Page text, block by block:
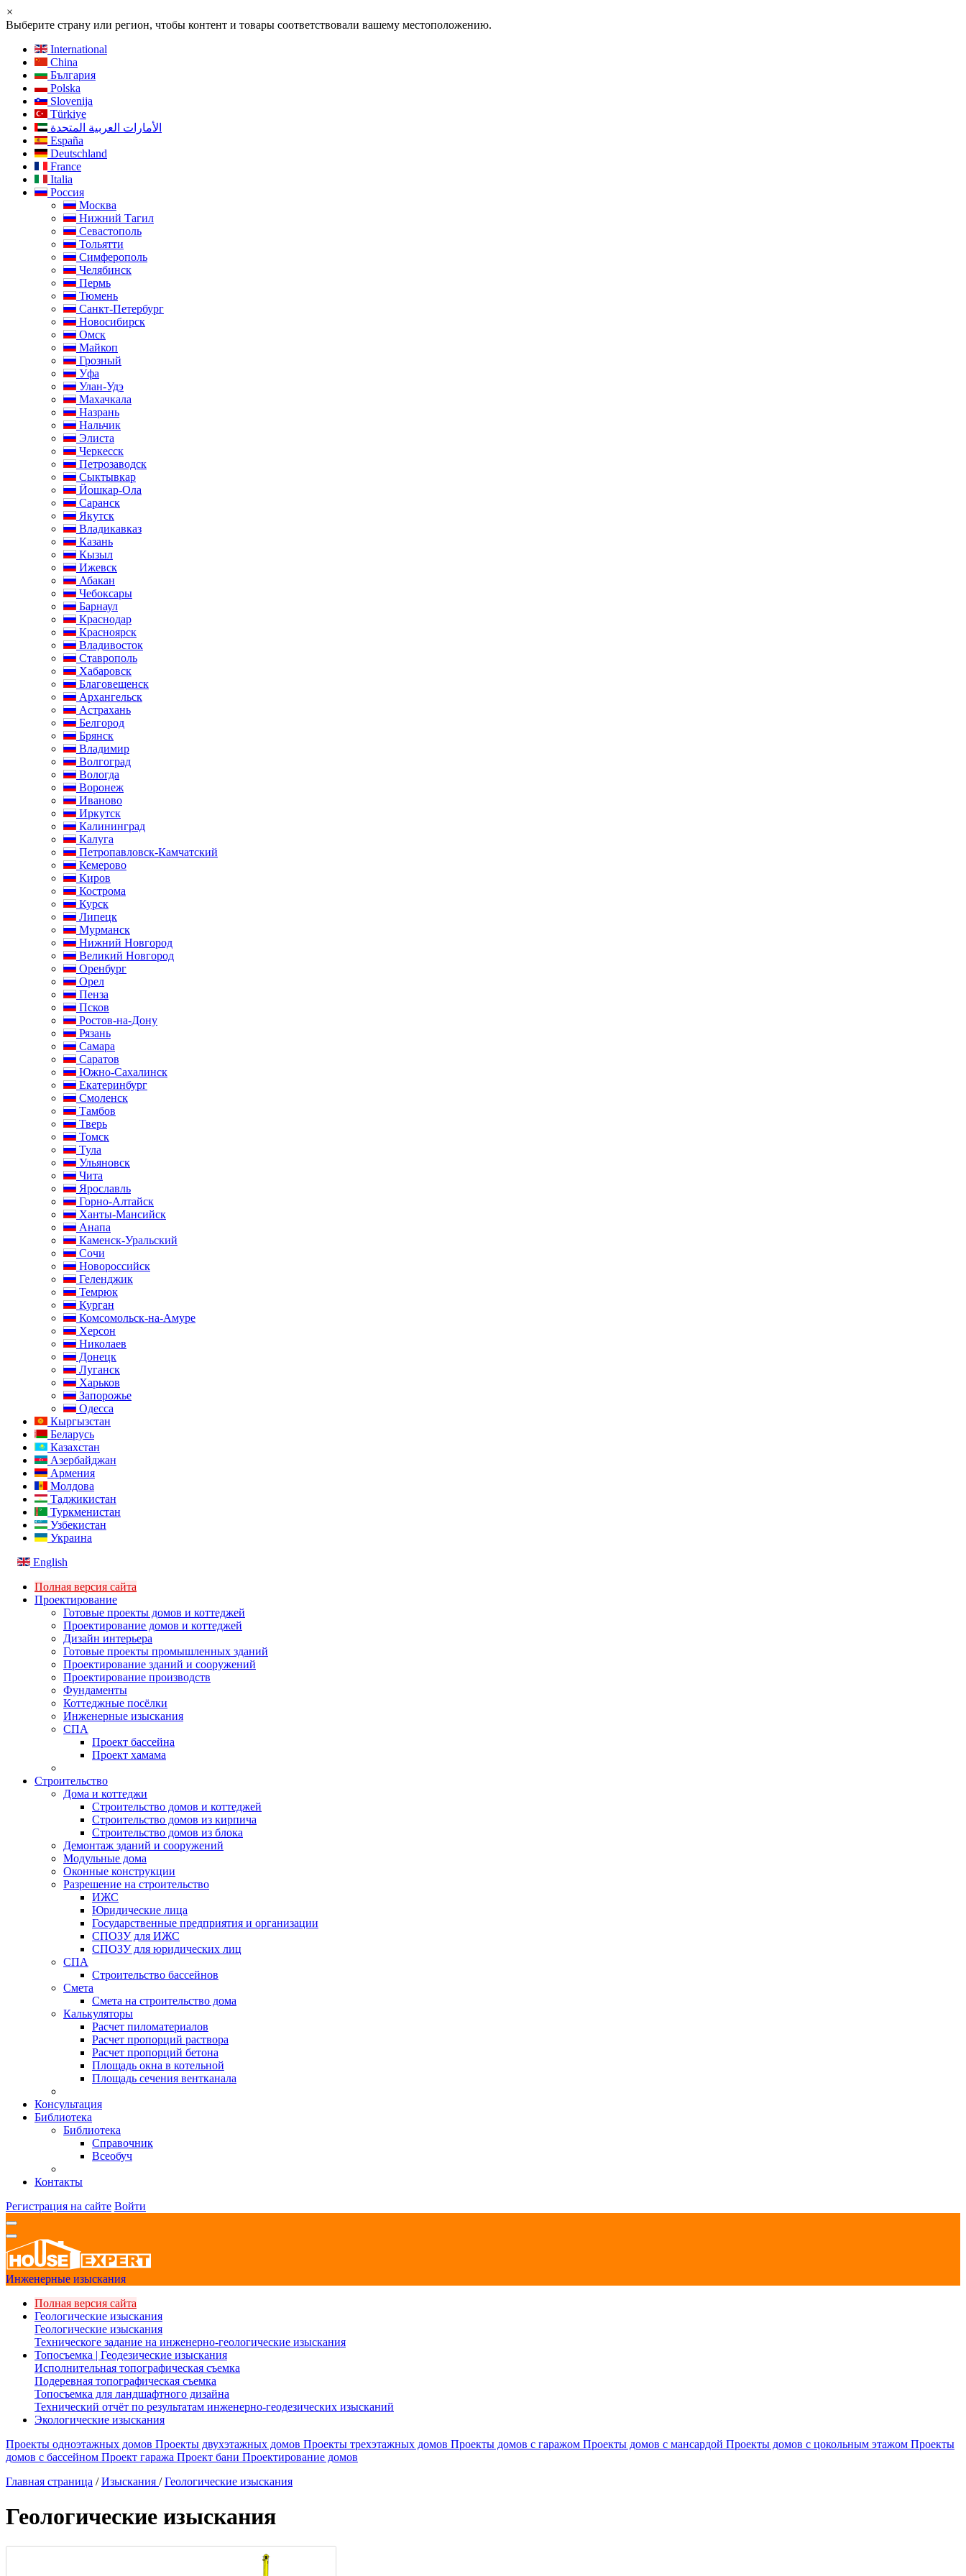
×
Выберите страну или регион, чтобы контент и товары соответствовали вашему местоположению.
International
China
България
Polska
Slovenija
Türkiye
الأمارات العربية المتحدة
España
Deutschland
France
Italia
Россия
Москва
Нижний Тагил
Севастополь
Тольятти
Симферополь
Челябинск
Пермь
Тюмень
Санкт-Петербург
Новосибирск
Омск
Майкоп
Грозный
Уфа
Улан-Удэ
Махачкала
Назрань
Нальчик
Элиста
Черкесск
Петрозаводск
Сыктывкар
Йошкар-Ола
Саранск
Якутск
Владикавказ
Казань
Кызыл
Ижевск
Абакан
Чебоксары
Барнаул
Краснодар
Красноярск
Владивосток
Ставрополь
Хабаровск
Благовещенск
Архангельск
Астрахань
Белгород
Брянск
Владимир
Волгоград
Вологда
Воронеж
Иваново
Иркутск
Калининград
Калуга
Петропавловск-Камчатский
Кемерово
Киров
Кострома
Курск
Липецк
Мурманск
Нижний Новгород
Великий Новгород
Оренбург
Орел
Пенза
Псков
Ростов-на-Дону
Рязань
Самара
Саратов
Южно-Сахалинск
Екатеринбург
Смоленск
Тамбов
Тверь
Томск
Тула
Ульяновск
Чита
Ярославль
Горно-Алтайск
Ханты-Мансийск
Анапа
Каменск-Уральский
Сочи
Новороссийск
Геленджик
Темрюк
Курган
Комсомольск-на-Амуре
Херсон
Николаев
Донецк
Луганск
Харьков
Запорожье
Одесса
Кыргызстан
Беларусь
Казахстан
Азербайджан
Армения
Молдова
Таджикистан
Туркменистан
Узбекистан
Украина
English
Полная версия сайта
Проектирование
Готовые проекты домов и коттеджей
Проектирование домов и коттеджей
Дизайн интерьера
Готовые проекты промышленных зданий
Проектирование зданий и сооружений
Проектирование производств
Фундаменты
Коттеджные посёлки
Инженерные изыскания
СПА
Проект бассейна
Проект хамама
Строительство
Дома и коттеджи
Строительство домов и коттеджей
Строительство домов из кирпича
Строительство домов из блока
Демонтаж зданий и сооружений
Модульные дома
Оконные конструкции
Разрешение на строительство
ИЖС
Юридические лица
Государственные предприятия и организации
СПОЗУ для ИЖС
СПОЗУ для юридических лиц
СПА
Строительство бассейнов
Смета
Смета на строительство дома
Калькуляторы
Расчет пиломатериалов
Расчет пропорций раствора
Расчет пропорций бетона
Площадь окна в котельной
Площадь сечения вентканала
Консультация
Библиотека
Библиотека
Справочник
Всеобуч
Контакты
Регистрация на сайте Войти
Инженерные изыскания
Полная версия сайта
Геологические изыскания
Геологические изыскания
Техническоге задание на инженерно-геологические изыскания
Топосъемка | Геодезические изыскания
Исполнительная топографическая съемка
Подеревная топографическая съемка
Топосъемка для ландшафтного дизайна
Технический отчёт по результатам инженерно-геодезических изысканий
Экологические изыскания
Проекты одноэтажных домов Проекты двухэтажных домов Проекты трехэтажных домов Проекты домов с гаражом Проекты домов с мансардой Проекты домов с цокольным этажом Проекты
домов с бассейном Проект гаража Проект бани Проектирование домов
Главная страница / Изыскания / Геологические изыскания
Геологические изыскания